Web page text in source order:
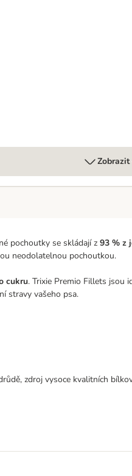
Zobrazit
pochoutky se skládají z 93 % z
neodolatelnou pochoutkou.
cukru. Trixie Premio Fillets jsou
stravy vašeho psa.
zdroj vysoce kvalitních